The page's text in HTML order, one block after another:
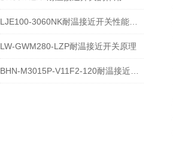
LW-GWM280-LZP耐温接近开关原理